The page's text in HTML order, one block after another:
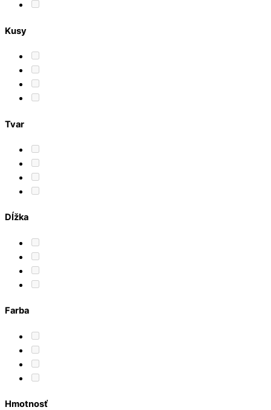
Kusy
Tvar
Dĺžka
Farba
Hmotnosť